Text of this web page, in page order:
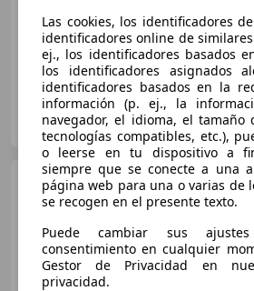
07/2016 140.460 km Diésel
FLEXICAR ALICANTE.
ES-03007 ALICANTE
€
Las cookies, los identificadores
identificadores online de
ej., los identificadores basados
los identificadores asignados
identificadores basados en la
información (p. ej., la
navegador, el idioma, el tamaño
tecnologías compatibles, etc.),
o leerse en tu dispositivo a
siempre que se conecte a una
página web para una o varias de
se recogen en el presente texto.
Puede cambiar sus
consentimiento en cualquier
Gestor de Privacidad en
privacidad.